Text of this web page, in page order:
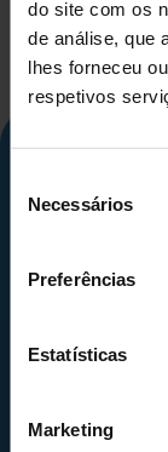
do site com os
de análise, que
lhes forneceu
respetivos
Necessários
Preferências
Estatísticas
Marketing